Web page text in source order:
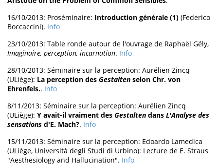
16/10/2013: Proséminaire: Introduction générale (1) (Federico
Boccaccini). Info
23/10/2013: Table ronde autour de l'ouvrage de Raphaël Gély,
Imaginaire, perception, incarnation. Info
28/10/2013: Séminaire sur la perception: Aurélien Zincq
(ULiège): La perception des Gestalten selon Chr. von
Ehrenfels.. Info
8/11/2013: Séminaire sur la perception: Aurélien Zincq
(ULiège): Y avait-il vraiment des Gestalten dans L'Analyse des
sensations d'E. Mach?. Info
15/11/2013: Séminaire sur la perception: Edoardo Lamedica
(ULiège, Università degli Studi di Urbino): Lecture de E. Straus
"Aesthesiology and Hallucination". Info